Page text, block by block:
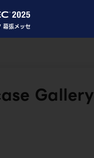
張メッセ
Gallery